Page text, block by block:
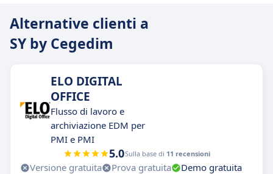
Alternative clienti a
SY by Cegedim
ELO DIGITAL
OFFICE
Flusso di lavoro e
archiviazione EDM per
PMI e PMI
5.0Sulla base di 11 recensioni
Versione gratuita Prova gratuita
Demo gratuita